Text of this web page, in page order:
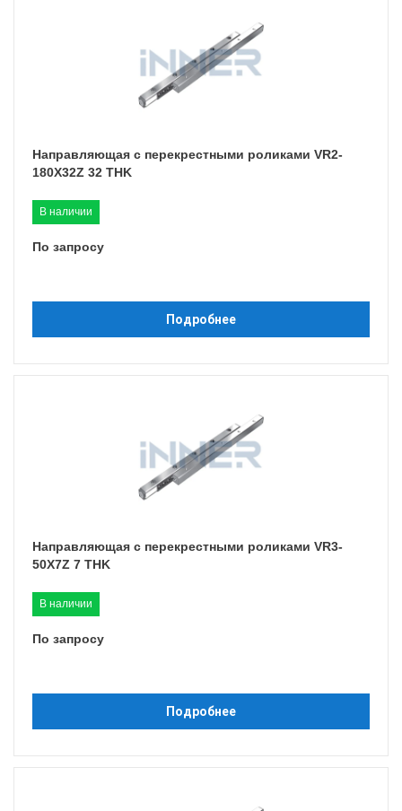
Направляющая с перекрестными роликами VR2-
180X32Z 32 THK
В наличии
По запросу
Подробнее
Направляющая с перекрестными роликами VR3-
50X7Z 7 THK
В наличии
По запросу
Подробнее